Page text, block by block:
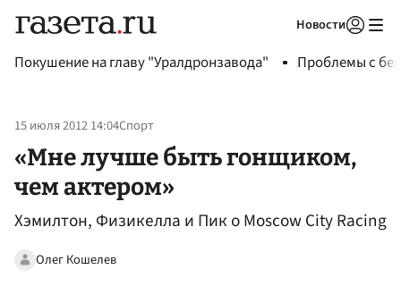
Новости
Покушение на главу "Уралдронзавода" Проблемы с
15 июля 2012 14:04Спорт
«Мне лучше быть гонщиком,
чем актером»
Хэмилтон, Физикелла и Пик о Moscow City Racing
Олег Кошелев